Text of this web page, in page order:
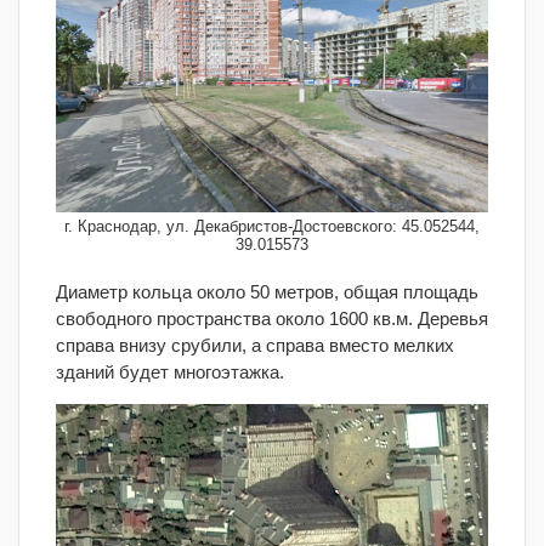
г. Краснодар, ул. Декабристов-Достоевского: 45.052544,
39.015573
Диаметр кольца около 50 метров, общая площадь
свободного пространства около 1600 кв.м. Деревья
справа внизу срубили, а справа вместо мелких
зданий будет многоэтажка.